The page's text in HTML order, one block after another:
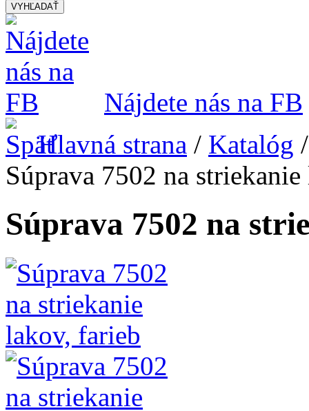
VYHĽADAŤ
Nájdete nás na FB
Hlavná strana / Katalóg
Súprava 7502 na
Súprava 7502 na